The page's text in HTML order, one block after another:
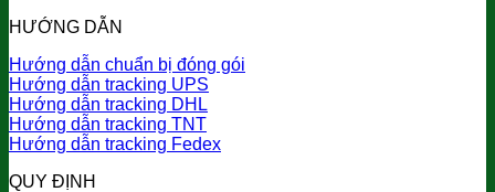
HƯỚNG DẪN
Hướng dẫn chuẩn bị đóng gói
Hướng dẫn tracking UPS
Hướng dẫn tracking DHL
Hướng dẫn tracking TNT
Hướng dẫn tracking Fedex
QUY ĐỊNH